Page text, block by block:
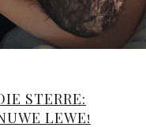
STERRE:
LEWE!